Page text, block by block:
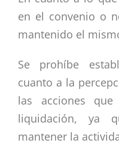
en el convenio o
mantenido el
Se prohíbe
cuanto a la
las acciones
liquidación, ya
mantener la